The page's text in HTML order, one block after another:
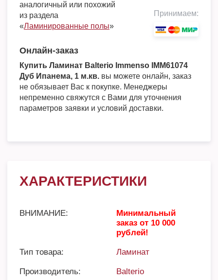
аналогичный или похожий
из раздела
«Ламинированные полы»
Принимаем:
Онлайн-заказ
Купить Ламинат Balterio Immenso IMM61074
Дуб Ипанема, 1 м.кв. вы можете онлайн, заказ
не обязывает Вас к покупке. Менеджеры
непременно свяжутся с Вами для уточнения
параметров заявки и условий доставки.
ХАРАКТЕРИСТИКИ
ВНИМАНИЕ:
Минимальный
заказ от 10 000
рублей!
Тип товара: Ламинат
Производитель: Balterio